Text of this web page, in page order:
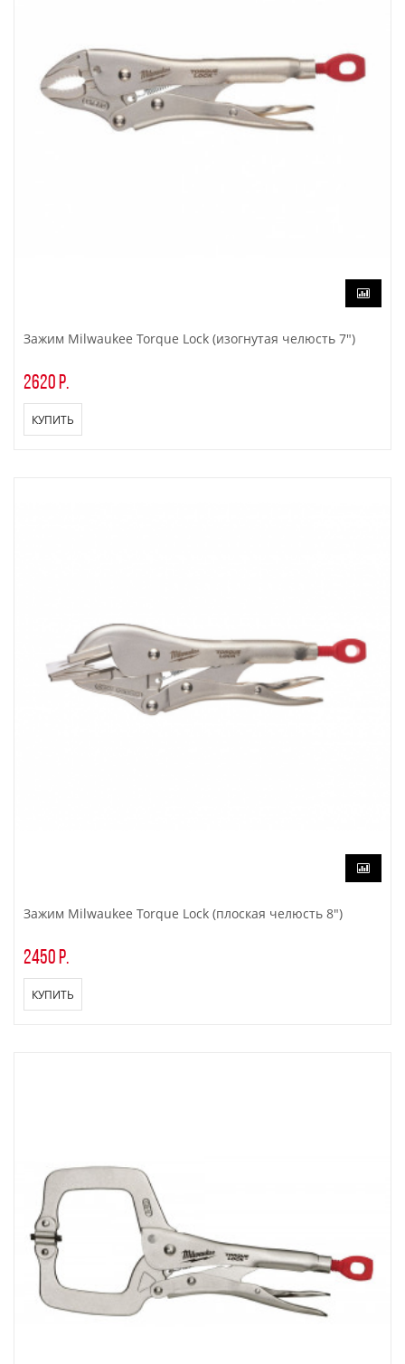
Зажим Milwaukee Torque Lock (изогнутая челюсть 7")
2620 р.
КУПИТЬ
Зажим Milwaukee Torque Lock (плоская челюсть 8")
2450 р.
КУПИТЬ